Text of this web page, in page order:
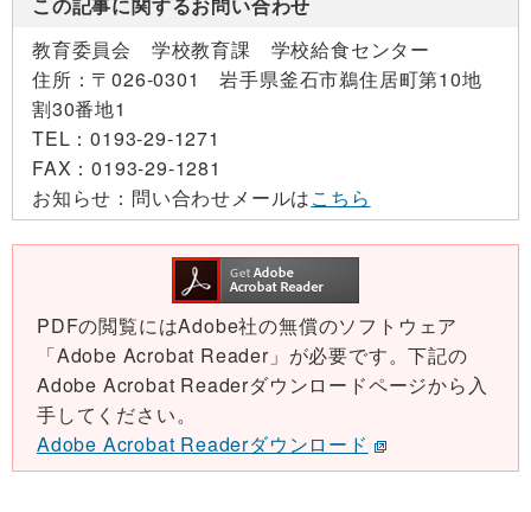
教育委員会 学校教育課 学校給食センター
住所： 〒026-0301 岩手県釜石市鵜住居町第10地
割30番地1
TEL：0193-29-1271
FAX：0193-29-1281
お知らせ： 問い合わせメールはこちら
PDFの閲覧にはAdobe社の無償のソフトウェア
「Adobe Acrobat Reader」が必要です。下記の
Adobe Acrobat Readerダウンロードページから入
手してください。
Adobe Acrobat Readerダウンロード